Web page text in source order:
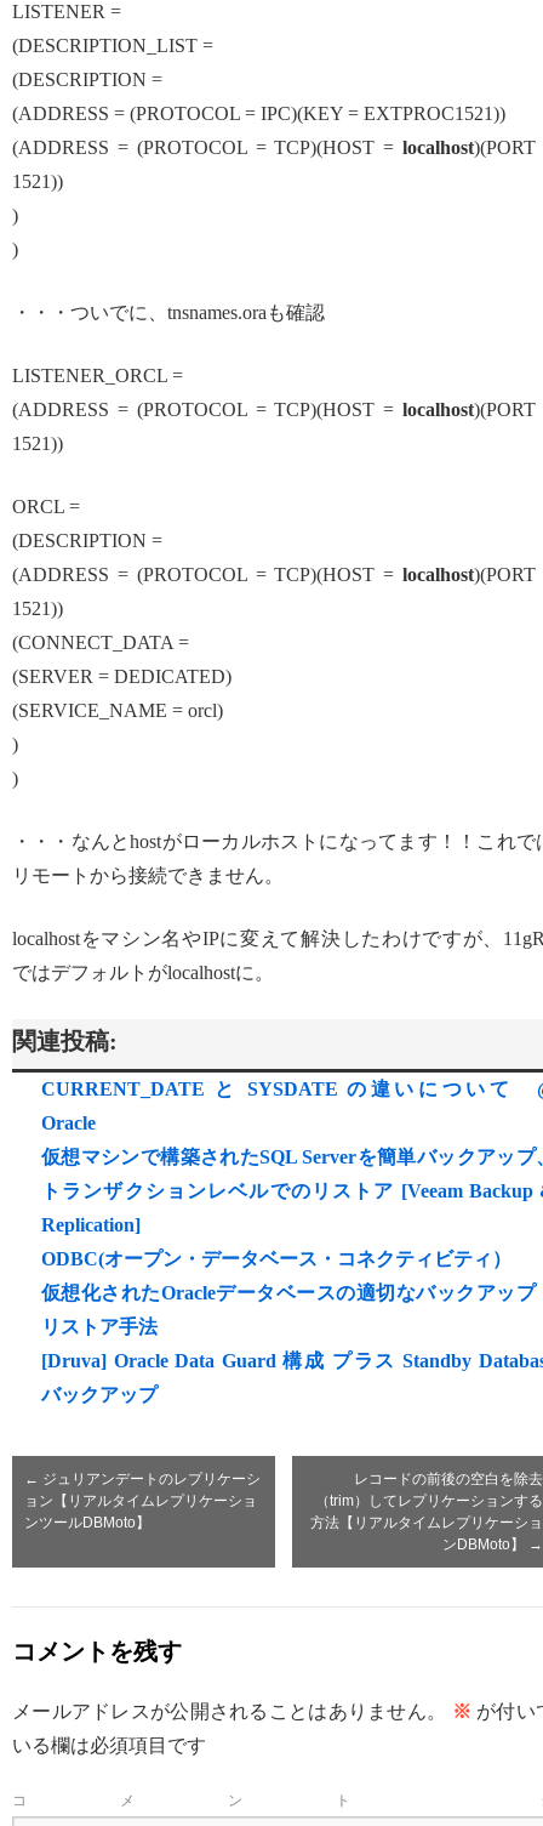
LISTENER =
(DESCRIPTION_LIST =
(DESCRIPTION =
(ADDRESS = (PROTOCOL = IPC)(KEY = EXTPROC1521))
(ADDRESS = (PROTOCOL = TCP)(HOST =localhost)(PORT
1521))
)
)
・・・ついでに、tnsnames.oraも確認
LISTENER_ORCL =
(ADDRESS = (PROTOCOL = TCP)(HOST =localhost)(PORT
1521))
ORCL =
(DESCRIPTION =
(ADDRESS = (PROTOCOL = TCP)(HOST =localhost)(PORT
1521))
(CONNECT_DATA =
(SERVER = DEDICATED)
(SERVICE_NAME = orcl)
)
)
・・・なんとhostがローカルホストになってます！！これで
リモートから接続できません。
localhostをマシン名やIPに変えて解決したわけですが、
ではデフォルトがlocalhostに。
関連投稿:
CURRENT_DATE と SYSDATE の違いについて
Oracle
仮想マシンで構築されたSQL Serverを簡単バックアップ
トランザクションレベルでのリストア [Veeam Backup
Replication]
ODBC(オープン・データベース・コネクティビティ）
仮想化されたOracleデータベースの適切なバックアップ
リストア手法
[Druva] Oracle Data Guard 構成 プラス Standby
バックアップ
← ジュリアンデートのレプリケーシ
ョン【リアルタイムレプリケーショ
ンツールDBMoto】
レコードの前後の空白を除去
（trim）してレプリケーションする
方法【リアルタイムレプリケーショ
ンDBMoto】
→
コメントを残す
メールアドレスが公開されることはありません。 ※ が付い
いる欄は必須項目です
コメント